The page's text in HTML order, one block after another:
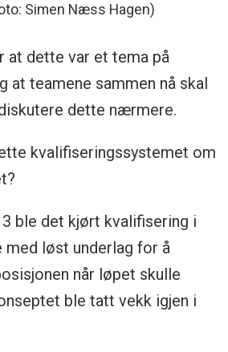
Simen Næss Hagen)
at dette var et tema på
at teamene sammen nå skal
dette nærmere.
kvalifiseringssystemet om
ble det kjørt kvalifisering i
med løst underlag for å
når løpet skulle
ble tatt vekk igjen i